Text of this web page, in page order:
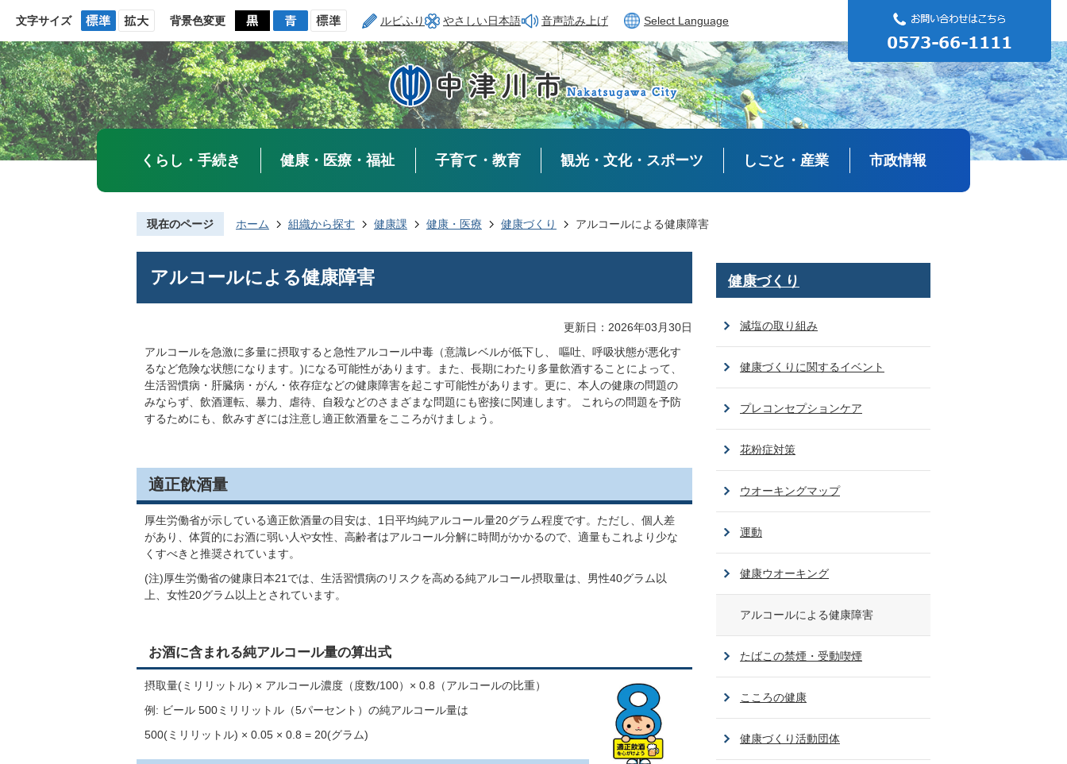
文字サイズ 背景色変更 ルビふり やさしい日本語 音声読み上げ Select Language
くらし・手続き 健康・医療・福祉 子育て・教育 観光・文化・スポーツ しごと・産業 市政情報
現在のページ ホーム 組織から探す 健康課 健康・医療 健康づくり アルコールによる健康障害
アルコールによる健康障害
更新日：2026年03月30日
アルコールを急激に多量に摂取すると急性アルコール中毒（意識レベルが低下し、 嘔吐、呼吸状態が悪化す
るなど危険な状態になります。)になる可能性があります。また、長期にわたり多量飲酒することによって、
生活習慣病・肝臓病・がん・依存症などの健康障害を起こす可能性があります。更に、本人の健康の問題の
みならず、飲酒運転、暴力、虐待、自殺などのさまざまな問題にも密接に関連します。 これらの問題を予防
するためにも、飲みすぎには注意し適正飲酒量をこころがけましょう。
適正飲酒量
厚生労働省が示している適正飲酒量の目安は、1日平均純アルコール量20グラム程度です。ただし、個人差
があり、体質的にお酒に弱い人や女性、高齢者はアルコール分解に時間がかかるので、適量もこれより少な
くすべきと推奨されています。
(注)厚生労働省の健康日本21では、生活習慣病のリスクを高める純アルコール摂取量は、男性40グラム以
上、女性20グラム以上とされています。
お酒に含まれる純アルコール量の算出式
摂取量(ミリリットル) × アルコール濃度（度数/100）× 0.8（アルコールの比重）
例: ビール 500ミリリットル（5パーセント）の純アルコール量は
500(ミリリットル) × 0.05 × 0.8 = 20(グラム)
健康づくり
減塩の取り組み
健康づくりに関するイベント
プレコンセプションケア
花粉症対策
ウオーキングマップ
運動
健康ウオーキング
アルコールによる健康障害
たばこの禁煙・受動喫煙
こころの健康
健康づくり活動団体